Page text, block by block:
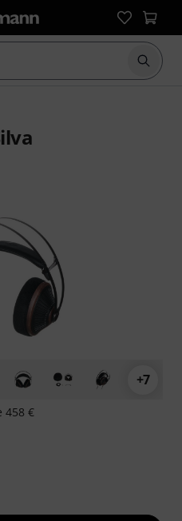
d'après 3 évaluations clients
+7
458 €